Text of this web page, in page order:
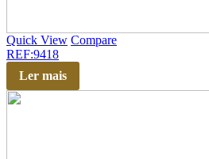
Quick View Compare
REF:9418
Ler mais